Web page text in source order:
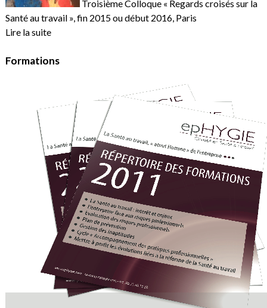
Troisième Colloque « Regards croisés sur la
Santé au travail », fin 2015 ou début 2016, Paris
Lire la suite
Formations